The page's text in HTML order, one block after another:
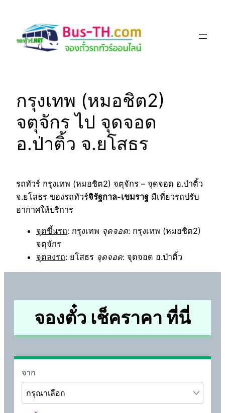
content
กรุงเทพ (หมอชิต2)
จตุจักร ไป จุดจอด
อ.ป่าติ้ว จ.ยโสธร
รถทัวร์ กรุงเทพ (หมอชิต2) จตุจักร – จุดจอด อ.ป่าติ้ว
จ.ยโสธร ของรถทัวร์จิรัฐกาล-เขมราฐ มีเที่ยวรถปรับ
อากาศให้บริการ
จุดขึ้นรถ: กรุงเทพ จุดจอด: กรุงเทพ (หมอชิต2)
จตุจักร
จุดลงรถ: ยโสธร จุดจอด: จุดจอด อ.ป่าติ้ว
จองตั๋ว เช็คราคา ที่นี่